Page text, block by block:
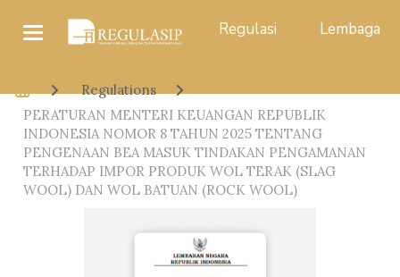
Regulasi Lembaga
Regulations
PERATURAN MENTERI KEUANGAN REPUBLIK
INDONESIA NOMOR 8 TAHUN 2025 TENTANG
PENGENAAN BEA MASUK TINDAKAN PENGAMANAN
TERHADAP IMPOR PRODUK WOL TERAK (SLAG
WOOL) DAN WOL BATUAN (ROCK WOOL)